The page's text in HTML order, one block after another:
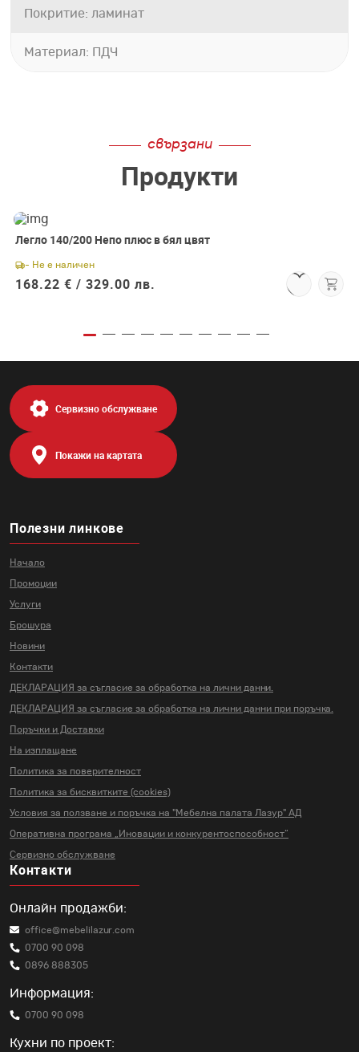
Покритие: ламинат
Материал: ПДЧ
свързани
Продукти
Легло 140/200 Непо плюс в бял цвят
- Не е наличен
168.22 € / 329.00 лв.
Полезни линкове
Начало
Промоции
Услуги
Брошура
Новини
Контакти
ДЕКЛАРАЦИЯ за съгласие за обработка на лични данни.
ДЕКЛАРАЦИЯ за съгласие за обработка на лични данни при поръчка.
Поръчки и Доставки
На изплащане
Политика за поверителност
Политика за бисквитките (cookies)
Условия за ползване и поръчка на "Мебелна палата Лазур" АД
Оперативна програма „Иновации и конкурентоспособност“
Сервизно обслужване
Контакти
Онлайн продажби:
office@mebelilazur.com
0700 90 098
0896 888305
Информация:
0700 90 098
Кухни по проект:
Сервизно обслужване
Покажи на картата